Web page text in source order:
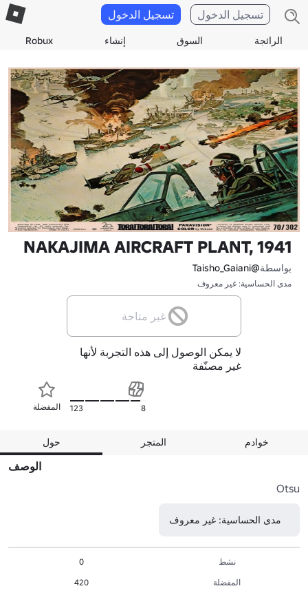
الرائجة السوق إنشاء Robux
تسجيل الدخول تسجيل الدخول
NAKAJIMA AIRCRAFT PLANT, 1941
بواسطة@Taisho_Gaiani
مدى الحساسية: غير معروف
غير متاحة
لا يمكن الوصول إلى هذه التجربة لأنها
غير مصنّفة
المفضلة 123 8
حول المتجر خوادم
الوصف
Otsu
مدى الحساسية: غير معروف
نشط
0
المفضلة
420